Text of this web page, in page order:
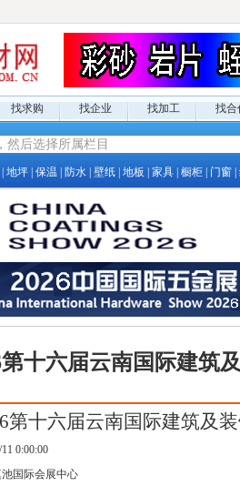
找求购 找企业 找加工 找合
地坪 保温 防水 壁纸 地板 家具 橱柜 门窗
第十六届云南国际建筑
第十六届云南国际建筑及
0:00:00
池国际会展中心